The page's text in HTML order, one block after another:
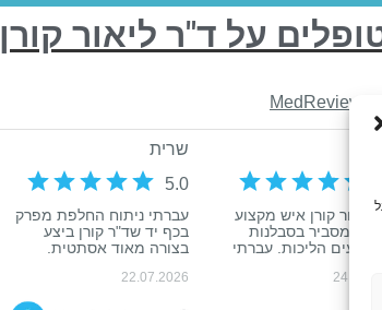
על ד"ר ליאור קורן